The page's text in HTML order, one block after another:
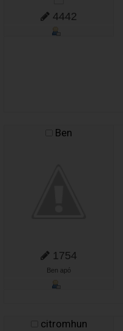
4442
Ben
1754
Ben apó
citromhun